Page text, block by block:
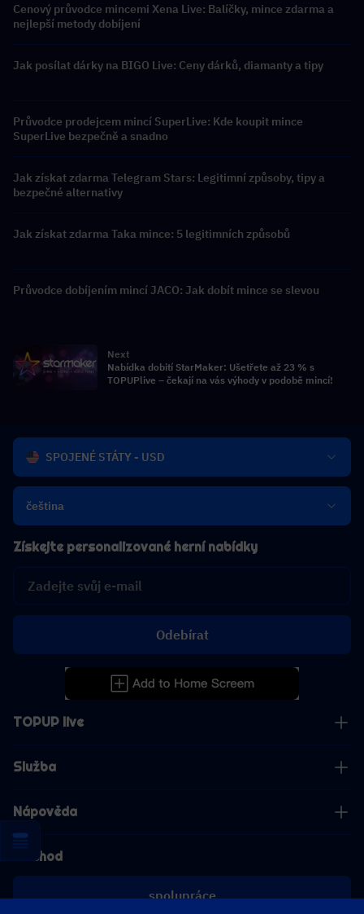
Cenový průvodce mincemi Xena Live: Balíčky, mince zdarma a
nejlepší metody dobíjení
Jak posílat dárky na BIGO Live: Ceny dárků, diamanty a tipy
Průvodce prodejcem mincí SuperLive: Kde koupit mince
SuperLive bezpečně a snadno
Jak získat zdarma Telegram Stars: Legitimní způsoby, tipy a
bezpečné alternativy
Jak získat zdarma Taka mince: 5 legitimních způsobů
Průvodce dobíjením mincí JACO: Jak dobít mince se slevou
Next
Nabídka dobití StarMaker: Ušetřete až 23 % s
TOPUPlive – čekají na vás výhody v podobě mincí!
SPOJENÉ STÁTY - USD
čeština
TOPUP live
Služba
Nápověda
Obchod
spolupráce
Získejte personalizované herní nabídky
Odebírat